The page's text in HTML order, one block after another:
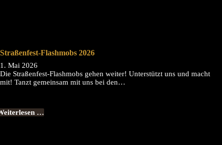
Straßenfest-Flashmobs 2026
1. Mai 2026
Die Straßenfest-Flashmobs gehen weiter! Unterstützt uns und macht
mit! Tanzt gemeinsam mit uns bei den…
…